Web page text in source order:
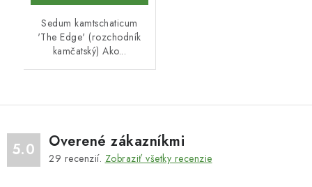
Sedum kamtschaticum
'The Edge' (rozchodník
kamčatský) Ako...
5.0 Overené zákazníkmi
29 recenzií. Zobraziť všetky recenzie